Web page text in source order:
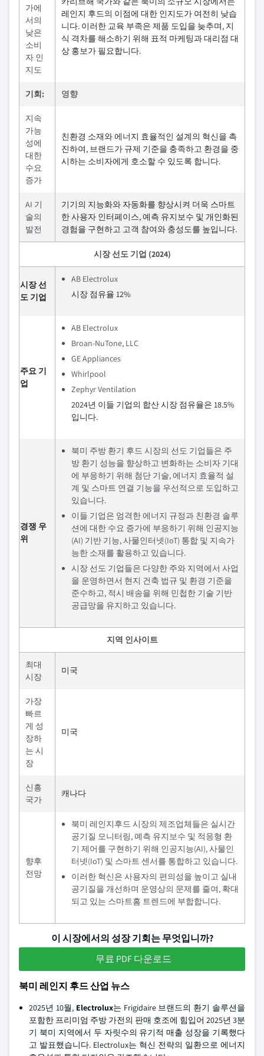
가에
서의
낮은
소비
자 인
지도
레인지 후드의 이점에 대한 인지도가 여전히 낮습
니다. 이러한 교육 부족은 제품 도입을 늦추며, 지
식 격차를 해소하기 위해 표적 마케팅과 대리점 대
상 홍보가 필요합니다.
기회: 영향
지속
가능
성에
대한
수요
증가
친환경 소재와 에너지 효율적인 설계의 혁신을 촉
진하여, 브랜드가 규제 기준을 충족하고 환경을 중
시하는 소비자에게 호소할 수 있도록 합니다.
AI 기
술의
발전
기기의 지능화와 자동화를 향상시켜 더욱 스마트
한 사용자 인터페이스, 예측 유지보수 및 개인화된
경험을 구현하고 고객 참여와 충성도를 높입니다.
시장 선도 기업 (2024)
시장 선
도 기업
AB Electrolux
시장 점유율 12%
주요 기
업
AB Electrolux
Broan-NuTone, LLC
GE Appliances
Whirlpool
Zephyr Ventilation
2024년 이들 기업의 합산 시장 점유율은 18.5%
입니다.
경쟁 우
위
북미 주방 환기 후드 시장의 선도 기업들은 주
방 환기 성능을 향상하고 변화하는 소비자 기대
에 부응하기 위해 첨단 기술, 에너지 효율적 설
계 및 스마트 연결 기능을 우선적으로 도입하고
있습니다.
이들 기업은 엄격한 에너지 규정과 친환경 솔루
션에 대한 수요 증가에 부응하기 위해 인공지능
(AI) 기반 기능, 사물인터넷(IoT) 통합 및 지속가
능한 소재를 활용하고 있습니다.
시장 선도 기업들은 다양한 주와 지역에서 사업
을 운영하면서 현지 건축 법규 및 환경 기준을
준수하고, 적시 배송을 위해 민첩한 기술 기반
공급망을 유지하고 있습니다.
지역 인사이트
최대
시장
미국
가장
빠르
게 성
장하
는 시
장
미국
신흥
국가
캐나다
향후
전망
북미 레인지후드 시장의 제조업체들은 실시간
공기질 모니터링, 예측 유지보수 및 적응형 환
기 제어를 구현하기 위해 인공지능(AI), 사물인
터넷(IoT) 및 스마트 센서를 통합하고 있습니다.
이러한 혁신은 사용자의 편의성을 높이고 실내
공기질을 개선하며 운영상의 문제를 줄여, 확대
되고 있는 스마트홈 트렌드에 부합합니다.
이 시장에서의 성장 기회는 무엇입니까?
무료 PDF 다운로드
북미 레인지 후드 산업 뉴스
2025년 10월, Electrolux는 Frigidaire 브랜드의 환기 솔루션을
포함한 프리미엄 주방 가전의 판매 호조에 힘입어 2025년 3분
기 북미 지역에서 두 자릿수의 유기적 매출 성장을 기록했다
고 발표했습니다. Electrolux는 혁신 전략의 일환으로 에너지